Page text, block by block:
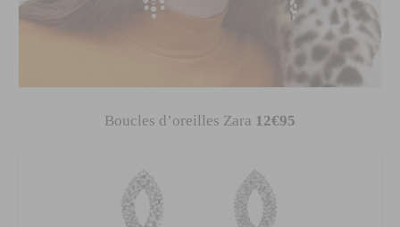
Boucles d’oreilles Zara 12€95